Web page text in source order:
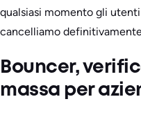
qualsiasi momento gli
cancelliamo
Bouncer,
massa per